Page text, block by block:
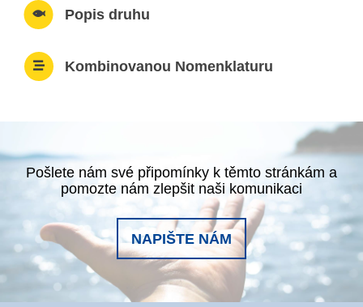
Popis druhu
Kombinovanou Nomenklaturu
Pošlete nám své připomínky k těmto stránkám a
pomozte nám zlepšit naši komunikaci
NAPIŠTE NÁM